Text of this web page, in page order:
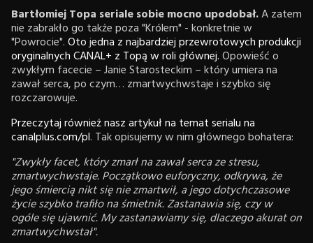
Bartłomiej Topa seriale sobie mocno upodobał.A zatem
nie zabrakło go także poza "Królem" - konkretnie w
"Powrocie".Otojedna z najbardziej przewrotowych produkcji
oryginalnych CANAL+ z Topą w roli głównej.Opowieść o
zwykłym facecie – Janie Starosteckim – który umiera na
zawał serca, po czym… zmartwychwstaje i szybko się
rozczarowuje.
Przeczytaj również nasz artykuł na temat serialu na
canalplus.com/pl. Tak opisujemy w nim głównego bohatera:
"Zwykły facet, który zmarł na zawał serca ze stresu,
zmartwychwstaje. Początkowo euforyczny, odkrywa, że
jego śmiercią nikt się nie zmartwił, a jego dotychczasowe
życie szybko trafiło na śmietnik. Zastanawia się, czy w
ogóle się ujawnić. My zastanawiamy się, dlaczego akurat on
zmartwychwstał".